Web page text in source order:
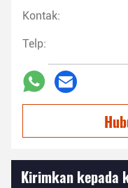
Kontak:
Telp:
Kirimkan kepada